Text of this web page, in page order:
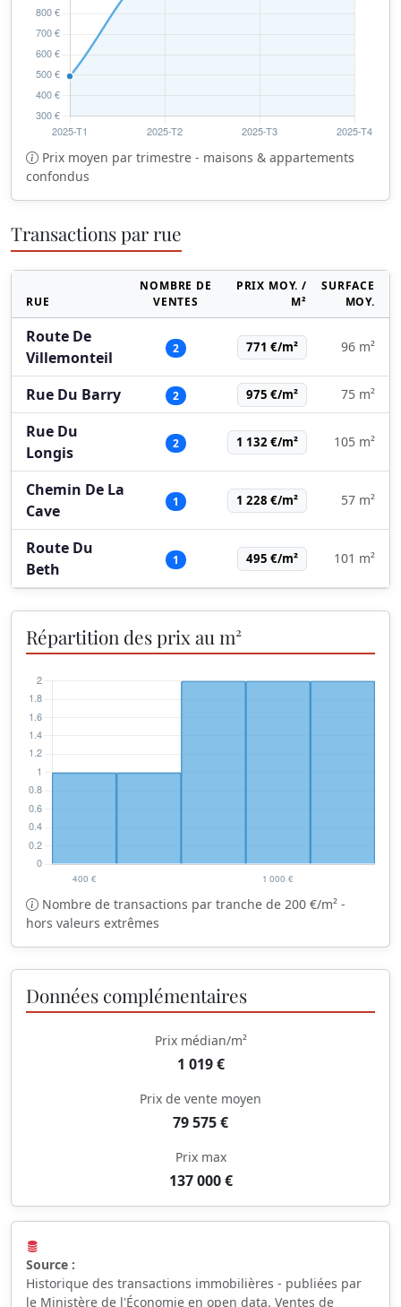
Prix moyen par trimestre - maisons & appartements
confondus
Transactions par rue
RUE
NOMBRE DE
VENTES
PRIX MOY. /
M²
SURFACE
MOY.
Route De
Villemonteil
2 771 €/m² 96 m²
Rue Du Barry 2 975 €/m² 75 m²
Rue Du
Longis
2 1 132 €/m² 105 m²
Chemin De La
Cave
1 1 228 €/m² 57 m²
Route Du
Beth
1 495 €/m² 101 m²
Répartition des prix au m²
Nombre de transactions par tranche de 200 €/m² -
hors valeurs extrêmes
Données complémentaires
Prix médian/m²
1 019 €
Prix de vente moyen
79 575 €
Prix max
137 000 €
Source :
Historique des transactions immobilières - publiées par
le Ministère de l'Économie en open data. Ventes de